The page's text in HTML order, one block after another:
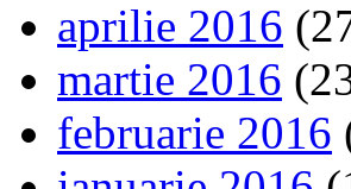
aprilie 2016
martie 2016
februarie 2016